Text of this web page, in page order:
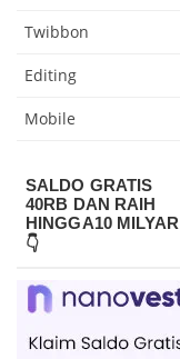
Twibbon
Editing
Mobile
SALDO GRATIS
40RB DAN RAIH
HINGGA10 MILYAR
👇